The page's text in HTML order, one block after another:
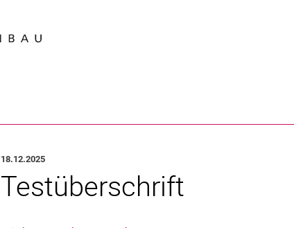
18.12.2025
Testüberschrift